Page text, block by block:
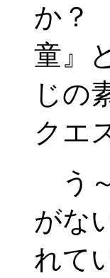
か？
童』
じの
クエ
う
がな
れて